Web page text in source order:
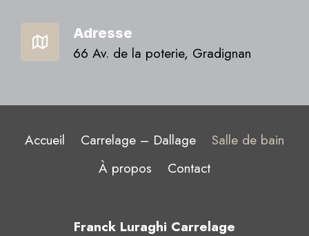
Adresse
66 Av. de la poterie, Gradignan
Accueil Carrelage – Dallage
Salle de bain
À propos
Contact
Franck Luraghi Carrelage